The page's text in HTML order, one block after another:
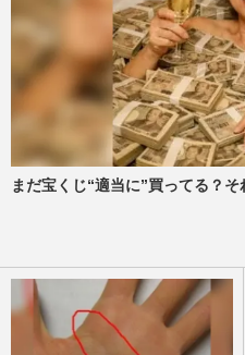
有吉弘行が飲
定班”始動、
見習うべき
週刊女性PRIME
『有吉の夏休
まだ宝くじ“適当に”買ってる？